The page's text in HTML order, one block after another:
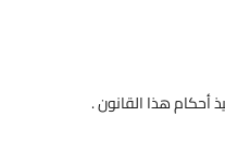
أحكام هذا القانون .